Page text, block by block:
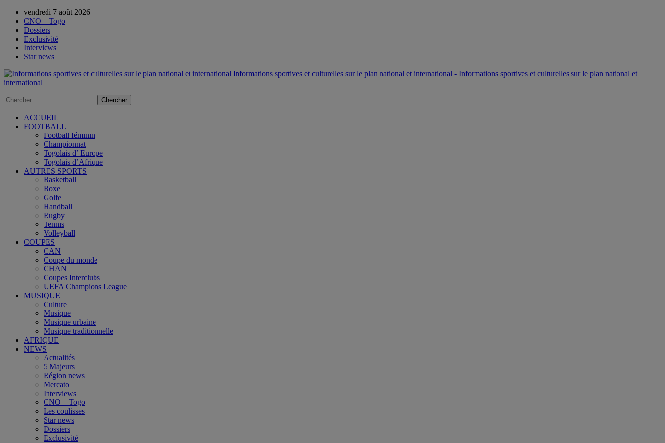
vendredi 7 août 2026
CNO – Togo
Dossiers
Exclusivité
Interviews
Star news
Informations sportives et culturelles sur le plan national et international - Informations sportives et culturelles sur le plan national et
international
ACCUEIL
FOOTBALL
Football féminin
Championnat
Togolais d’ Europe
Togolais d’Afrique
AUTRES SPORTS
Basketball
Boxe
Golfe
Handball
Rugby
Tennis
Volleyball
COUPES
CAN
Coupe du monde
CHAN
Coupes Interclubs
UEFA Champions League
MUSIQUE
Culture
Musique
Musique urbaine
Musique traditionnelle
AFRIQUE
NEWS
Actualités
5 Majeurs
Région news
Mercato
Interviews
CNO – Togo
Les coulisses
Star news
Dossiers
Exclusivité